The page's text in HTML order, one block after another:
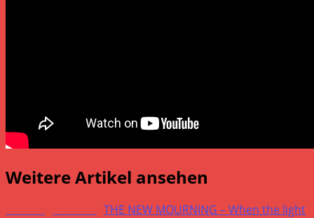
Weitere Artikel ansehen
THE NEW MOURNING – When the light